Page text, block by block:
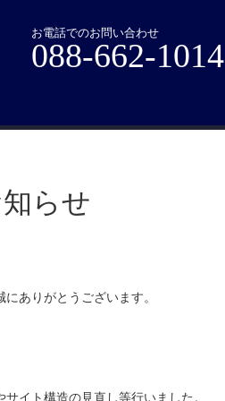
お電話でのお問い合わせ
088-662-1014
らせ
ありがとうございます。
イト構造の見直し等行いました。